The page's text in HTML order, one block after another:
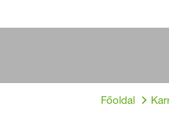
Főoldal